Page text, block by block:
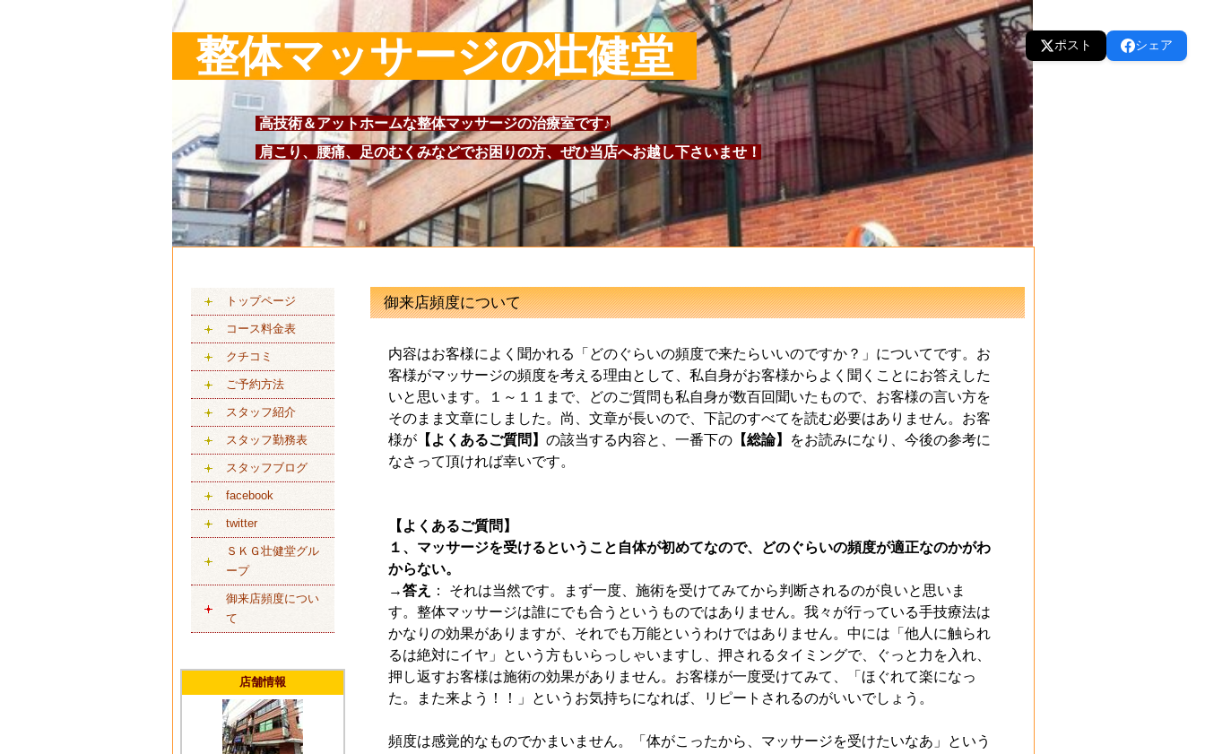
ポスト シェア
整体マッサージの壮健堂
高技術＆アットホームな整体マッサージの治療室です♪
肩こり、腰痛、足のむくみなどでお困りの方、ぜひ当店へお越し下さいませ！
御来店頻度について
内容はお客様によく聞かれる「どのぐらいの頻度で来たらいいのですか？」についてです。お
客様がマッサージの頻度を考える理由として、私自身がお客様からよく聞くことにお答えした
いと思います。１～１１まで、どのご質問も私自身が数百回聞いたもので、お客様の言い方を
そのまま文章にしました。尚、文章が長いので、下記のすべてを読む必要はありません。お客
様が 【よくあるご質問】 の該当する内容と、一番下の 【総論】
をお読みになり、今後の参考に
なさって頂ければ幸いです。
【よくあるご質問】
１、マッサージを受けるということ自体が初めてなので、どのぐらいの頻度が適正なのかがわ
からない。
→答え
： それは当然です。まず一度、施術を受けてみてから判断されるのが良いと思いま
す。整体マッサージは誰にでも合うというものではありません。我々が行っている手技療法は
かなりの効果がありますが、それでも万能というわけではありません。中には「他人に触られ
るは絶対にイヤ」という方もいらっしゃいますし、押されるタイミングで、ぐっと力を入れ、
押し返すお客様は施術の効果がありません。お客様が一度受けてみて、「ほぐれて楽になっ
た。また来よう！！」というお気持ちになれば、リピートされるのがいいでしょう。
頻度は感覚的なものでかまいません。「体がこったから、マッサージを受けたいなあ」という
トップページ
コース料金表
クチコミ
ご予約方法
スタッフ紹介
スタッフ勤務表
スタッフブログ
facebook
twitter
ＳＫＧ壮健堂グル
ープ
御来店頻度につい
て
店舗情報